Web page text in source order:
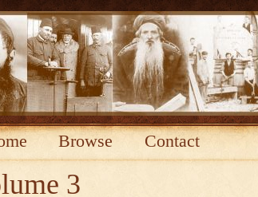
Browse Contact
3